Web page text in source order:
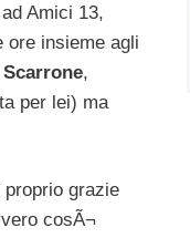
Amici 13,
ore insieme agli
,
per lei) ma
proprio grazie
cosÃ¬